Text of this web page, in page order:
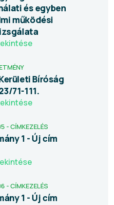
és egyben
működési
Bíróság
71-111.
- CÍMKEZELÉS
1 - Új cím
- CÍMKEZELÉS
1 - Új cím